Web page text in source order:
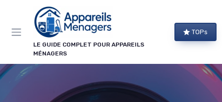
LE GUIDE COMPLET POUR APPAREILS
MÉNAGERS
TOPs
Panneau de gestion des cookies